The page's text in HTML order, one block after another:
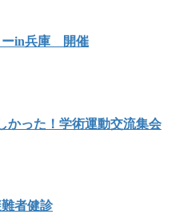
ーin兵庫 開催
かった！学術運動交流集会
者健診